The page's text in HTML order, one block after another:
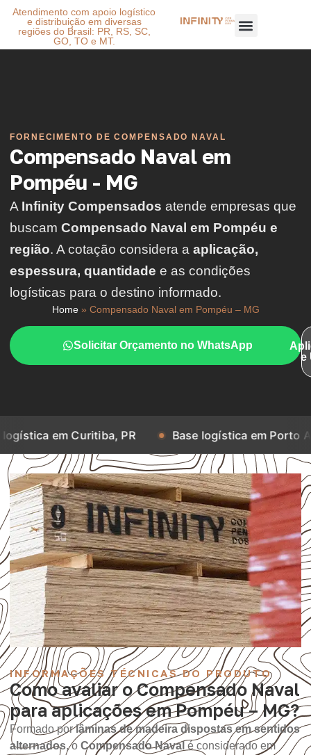
Atendimento com apoio logístico
e distribuição em diversas
regiões do Brasil: PR, RS, SC,
GO, TO e MT.
FORNECIMENTO DE COMPENSADO NAVAL
Compensado Naval em
Pompéu - MG
A Infinity Compensados atende empresas que
buscam Compensado Naval em Pompéu e
região. A cotação considera a aplicação,
espessura, quantidade e as condições
logísticas para o destino informado.
Home» Compensado Naval em Pompéu – MG
Solicitar Orçamento no WhatsApp
e
Curitiba, PR Base logística em Porto Alegre, RS
INFORMAÇÕES TÉCNICAS DO PRODUTO
Como avaliar o Compensado Naval
para aplicações em Pompéu – MG?
Formado porlâminas de madeira dispostas em sentidos
alternados, o Compensado Naval é considerado em